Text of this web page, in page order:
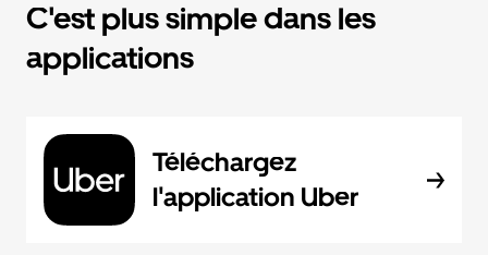
C'est plus simple dans les
applications
Téléchargez
l'application Uber